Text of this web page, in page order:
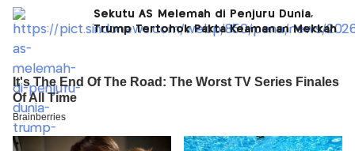
Sekutu AS Melemah di Penjuru Dunia,
Trump Tertohok Pakta Keamanan Mekkah